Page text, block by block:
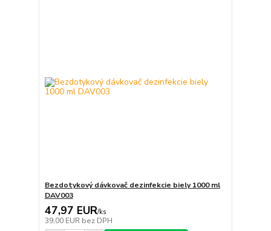
Bezdotykový dávkovač dezinfekcie biely 1000 ml
DAV003
47,97 EUR/ks
39,00 EUR bez DPH